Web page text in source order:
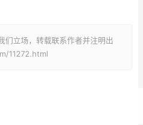
们立场，转载联系作者并注明出
11272.html